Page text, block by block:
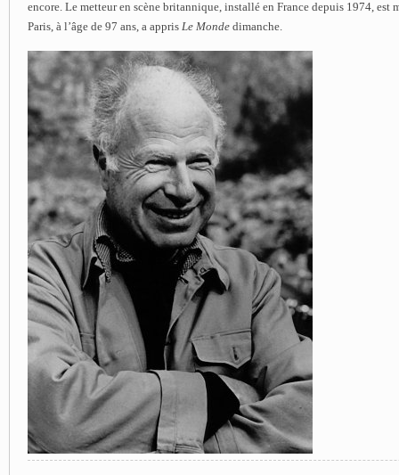
encore. Le metteur en scène britannique, installé en France depuis 1974, est
Paris, à l’âge de 97 ans, a appris Le Monde dimanche.